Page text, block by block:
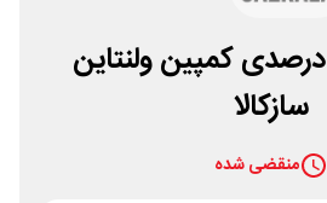
کد تخفیف 1 درصدی کمپین ولنتاین
سازکالا
منقضی شده